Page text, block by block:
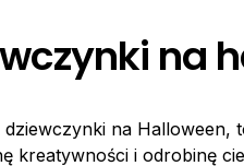
na
na Halloween,
kreatywności i odrobinę